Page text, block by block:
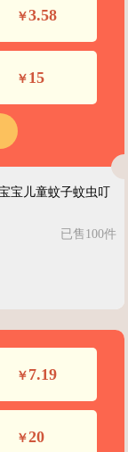
￥3.58
￥ 15
宝儿童蚊子蚊虫叮
已售100件
￥ 7.19
￥20